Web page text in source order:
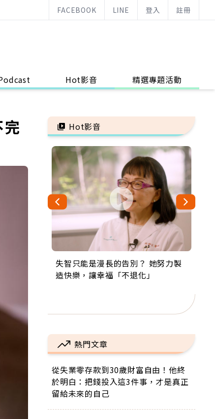
FACEBOOK LINE 登入 註冊
Hot影音 精選專題活動
Hot影音
失智只能是漫長的告別？ 她努力製
造快樂，讓幸福「不退化」
來自剛果的巧克力神父 為台灣奉獻
36年 「台灣是我的家，我連作夢都
63歲卸矽谷副總、搬回台灣找快
樂！「蛋黃哥小丑」走進安養院，
104歲打破金氏世界紀錄 成為全球
最年長羽球選手，分享長壽的秘密
事業巔峰他選擇追夢…黑手阿伯拉
小提琴還登上小巨蛋！連CNN都大
熱門文章
從失業零存款到30歲財富自由！他終
於明白：把錢投入這3件事，才是真正
留給未來的自己